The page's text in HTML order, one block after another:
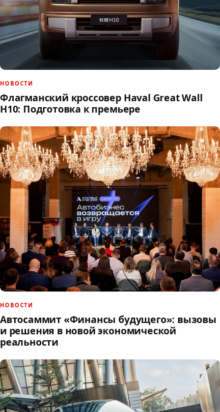
НОВОСТИ
Флагманский кроссовер Haval Great Wall
H10: Подготовка к премьере
НОВОСТИ
Автосаммит «Финансы будущего»: вызовы
и решения в новой экономической
реальности